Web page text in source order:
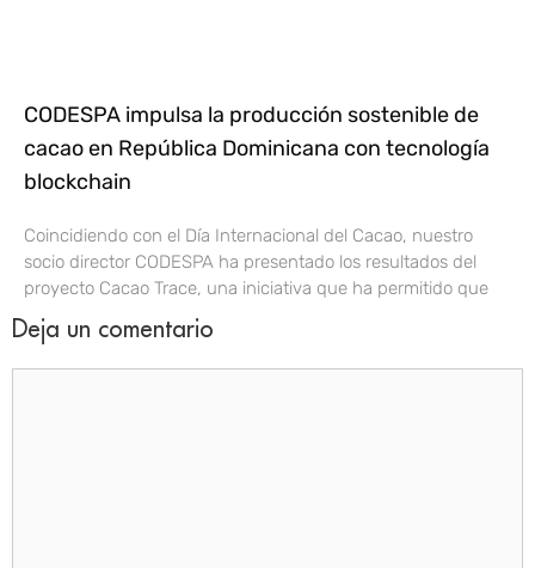
CODESPA impulsa la producción sostenible de
cacao en República Dominicana con tecnología
blockchain
Coincidiendo con el Día Internacional del Cacao, nuestro
socio director CODESPA ha presentado los resultados del
proyecto Cacao Trace, una iniciativa que ha permitido que
Deja un comentario